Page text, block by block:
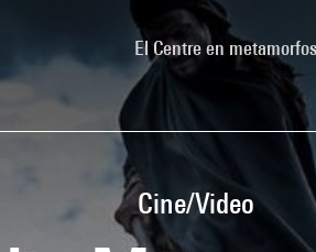
El Centre en
Cine/Video